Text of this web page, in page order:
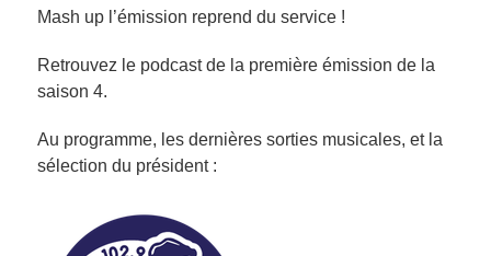
Mash up l’émission reprend du service !
Retrouvez le podcast de la première émission de la
saison 4.
Au programme, les dernières sorties musicales, et la
sélection du président :